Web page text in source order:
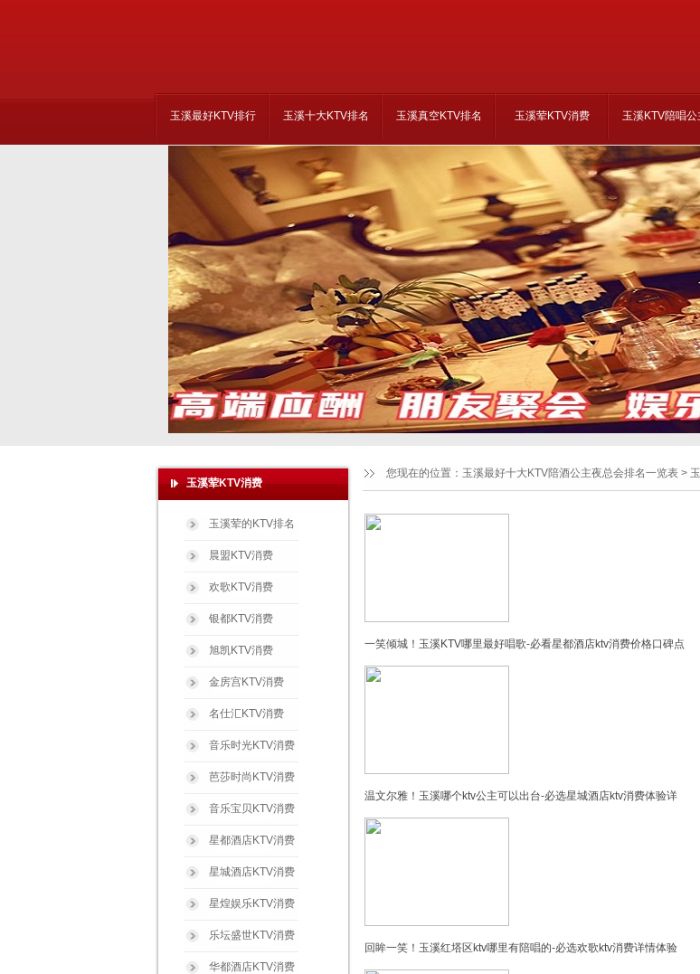
玉溪最好KTV排行 玉溪十大KTV排名 玉溪真空KTV排名 玉溪荤KTV消费 玉溪KTV陪唱公
玉溪荤KTV消费
玉溪荤的KTV排名
晨盟KTV消费
欢歌KTV消费
银都KTV消费
旭凯KTV消费
金房宫KTV消费
名仕汇KTV消费
音乐时光KTV消费
芭莎时尚KTV消费
音乐宝贝KTV消费
星都酒店KTV消费
星城酒店KTV消费
星煌娱乐KTV消费
乐坛盛世KTV消费
华都酒店KTV消费
一笑倾城！玉溪KTV哪里最好唱歌-必看星都酒店ktv消费价格口碑点
温文尔雅！玉溪哪个ktv公主可以出台-必选星城酒店ktv消费体验详
回眸一笑！玉溪红塔区ktv哪里有陪唱的-必选欢歌ktv消费详情体验
您现在的位置： 玉溪最好十大KTV陪酒公主夜总会排名一览表 >